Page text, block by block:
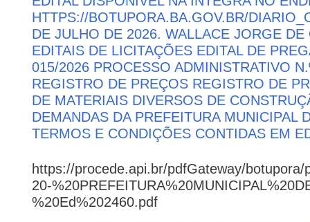
HTTPS://BOTUPORA.BA.GOV.BR/
DE JULHO DE 2026. WALLACE JORGE
EDITAIS DE LICITAÇÕES EDITAL DE
015/2026 PROCESSO ADMINISTRATIVO
REGISTRO DE PREÇOS REGISTRO DE
DE MATERIAIS DIVERSOS DE
DEMANDAS DA PREFEITURA MUNICIPAL
TERMOS E CONDIÇÕES CONTIDAS EM
https://procede.api.br/pdfGateway/botupora/
20-
%20Ed%202460.pdf